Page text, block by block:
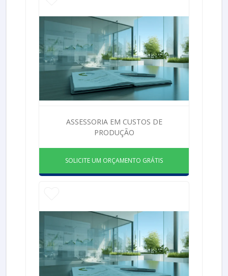
ASSESSORIA EM CUSTOS DE
PRODUÇÃO
SOLICITE UM ORÇAMENTO GRÁTIS